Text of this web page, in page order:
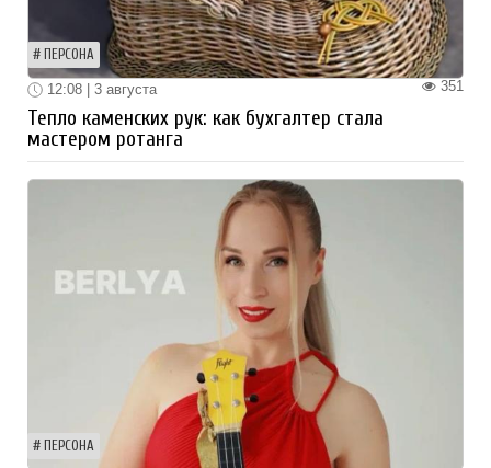
ПЕРСОНА
351
12:08 | 3 августа
Тепло каменских рук: как бухгалтер стала
мастером ротанга
ПЕРСОНА